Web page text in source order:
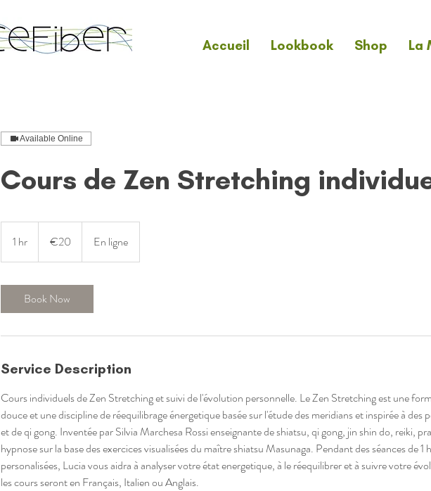
Accueil Lookbook Shop La
Available Online
Cours de Zen Stretching
1 hr
h
€20 En ligne
Book Now
Service Description
Cours individuels de Zen Stretching et suivi de l'évolution personnelle. Le Zen Stretching est une
douce et une discipline de réequilibrage énergetique basée sur l'étude des meridians et inspirée à des
et de qi gong. Inventée par Silvia Marchesa Rossi enseignante de shiatsu, qi gong, jin shin do, reiki,
hypnose sur la base des exercices visualisées du maître shiatsu Masunaga. Pendant des séances de 1
personalisées, Lucia vous aidra à analyser votre état energetique, à le réequilibrer et à suivre votre
les cours seront en Français, Italien ou Anglais.